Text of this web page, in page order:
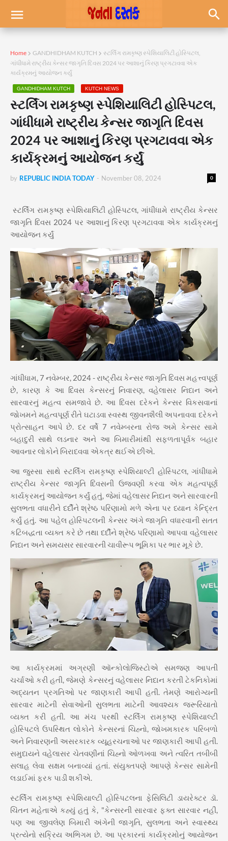
Home GANDHIDHAM KUTCH
સ્ટર્લિંગ રામકૃષ્ણ સ્પેશિયાલિટી હોસ્પિટલ,
ગાંધીધામે રાષ્ટ્રીય કેન્સર જાગૃતિ દિવસ 2024 પર આશાનું કિરણ પ્રગટાવવા એક
કાર્યક્રમનું આયોજન કર્યું
GANDHIDHAM KUTCH KUTCH NEWS
સ્ટર્લિંગ રામકૃષ્ણ સ્પેશિયાલિટી હોસ્પિટલ,
ગાંધીધામે રાષ્ટ્રીય કેન્સર જાગૃતિ દિવસ
2024 પર આશાનું કિરણ પ્રગટાવવા એક
કાર્યક્રમનું આયોજન કર્યું
by REPUBLIC INDIA TODAY 0
- November 08, 2024
સ્ટર્લિંગ રામકૃષ્ણ સ્પેશિયાલિટી હોસ્પિટલ, ગાંધીધામે રાષ્ટ્રીય કેન્સર
જાગૃતિ દિવસ 2024 પર આશાનું કિરણ પ્રગટાવવા એક કાર્યક્રમનું
આયોજન કર્યું
ગાંધીધામ, 7 નવેમ્બર, 2024 - રાષ્ટ્રીય કેન્સર જાગૃતિ દિવસ મહત્ત્વપૂર્ણ
છે, કારણ કે આ દિવસ કેન્સરનું નિવારણ, વહેલાસર નિદાન અને
સારવારનું મહત્વ સમજાવે છે. આ દિવસ દરેકને કેન્સર વિકસવાનાં
જોખમને મહત્વપૂર્ણ રીતે ઘટાડવા સ્વસ્થ જીવનશૈલી અપનાવવા દરેકને
પ્રોત્સાહન આપે છે. દર વર્ષે 7 નવેમ્બરના રોજ અમે કેન્સર સામે
બહાદુરી સાથે લડનાર અને આ બિમારીમાંથી સફળતાપૂર્વક બહાર
આવનાર લોકોને બિરાદવવા એકત્ર થઈએ છીએ.
આ જુસ્સા સાથે સ્ટર્લિંગ રામકૃષ્ણ સ્પેશિયાલ્ટી હોસ્પિટલ, ગાંધીધામે
રાષ્ટ્રીય કેન્સર જાગૃતિ દિવસની ઉજવણી કરવા એક મહત્વપૂર્ણ
કાર્યક્રમનું આયોજન કર્યું હતું, જેમાં વહેલાસર નિદાન અને સારવારની
સુલભતા વધારીને દર્દીને શ્રેષ્ઠ પરિણામો મળે એના પર ધ્યાન કેન્દ્રિત
કર્યું હતું. આ પહેલ હોસ્પિટલની કેન્સર અંગે જાગૃતિ વધારવાની સતત
કટિબદ્ધતા વ્યક્ત કરે છે તથા દર્દીને શ્રેષ્ઠ પરિણામો આપવા વહેલાસર
નિદાન અને સમયસર સારવારની ચાવીરૂપ ભૂમિકા પર ભાર મૂકે છે.
આ કાર્યક્રમમાં અગ્રણી ઑન્કોલોજિસ્ટોએ સમજણ આપતી
ચર્ચાઓ કરી હતી, જેમણે કેન્સરનું વહેલાસર નિદાન કરતી ટેકનિકોમાં
અદ્યતન પ્રગતિઓ પર જાણકારી આપી હતી. તેમણે આરોગ્યની
સારવાર માટેની સેવાઓની સુલભતા માટેની આવશ્યક જરૂરિયાતો
વ્યક્ત કરી હતી. આ મંચ પરથી સ્ટર્લિંગ રામકૃષ્ણ સ્પેશિયાલ્ટી
હોસ્પિટલે ઉપસ્થિત લોકોને કેન્સરનાં ચિહ્નો, જોખમકારક પરિબળો
અને નિવારણની અસરકારક વ્યૂહરચનાઓ પર જાણકારી આપી હતી.
સમુદાયને વહેલાસર ચેતવણીનાં ચિહ્નો ઓળખવા અને ત્વરિત તબીબી
સલાહ લેવા સક્ષમ બનાવ્યાં હતાં. સંયુક્તપણે આપણે કેન્સર સામેની
લડાઈમાં ફરક પાડી શકીએ.
સ્ટર્લિંગ રામકૃષ્ણ સ્પેશિયાલ્ટી હોસ્પિટલના ફેસિલિટી ડાયરેક્ટર ડૉ.
ચિંતન મહેતાએ કહ્યું હતું કે, "કેન્સરની સારવાર ફક્ત સારવાર નહીં,
પણ આ જીવલેણ બિમારી અંગેની જાગૃતિ, સુલભતા અને સ્વાસ્થ્ય
પ્રત્યેનો સક્રિય અભિગમ છે. આ પ્રકારનાં કાર્યક્રમોનું આયોજન